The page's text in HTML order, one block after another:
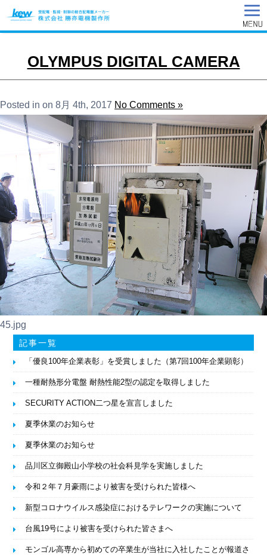
OLYMPUS DIGITAL CAMERA
Posted in on 8月 4th, 2017 No Comments »
45.jpg
記事一覧
「優良100年企業表彰」を受賞しました（第7回100年企業顕彰）
一種耐熱形分電盤 耐熱性能2型の認定を取得しました
SECURITY ACTION二つ星を宣言しました
夏季休業のお知らせ
夏季休業のお知らせ
品川区立御殿山小学校の社会科見学を実施しました
令和２年７月豪雨により被害を受けられた皆様へ
新型コロナウイルス感染症におけるテレワークの実施について
台風19号により被害を受けられた皆さまへ
モンゴル高専から初めての卒業生が当社に入社したことが報道さ